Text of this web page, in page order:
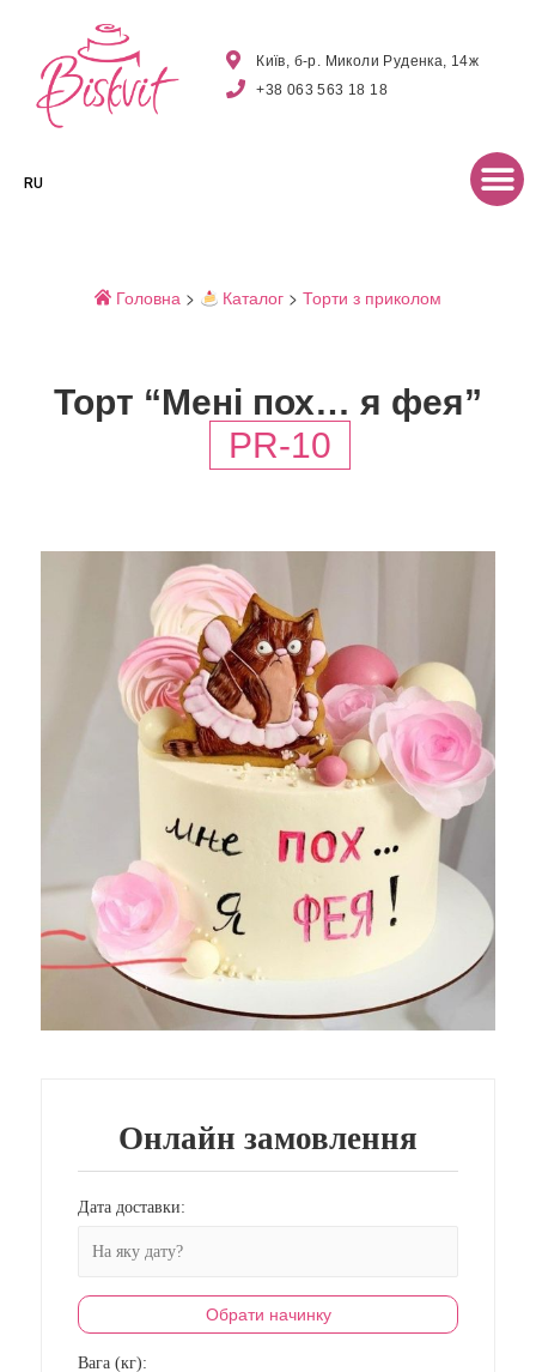
Київ, б-р. Миколи Руденка, 14ж
+38 063 563 18 18
RU
Головна> Каталог >Торти з приколом
Торт “Мені пох… я фея”
PR-10
Онлайн замовлення
Дата доставки:
Обрати начинку
Вага (кг):